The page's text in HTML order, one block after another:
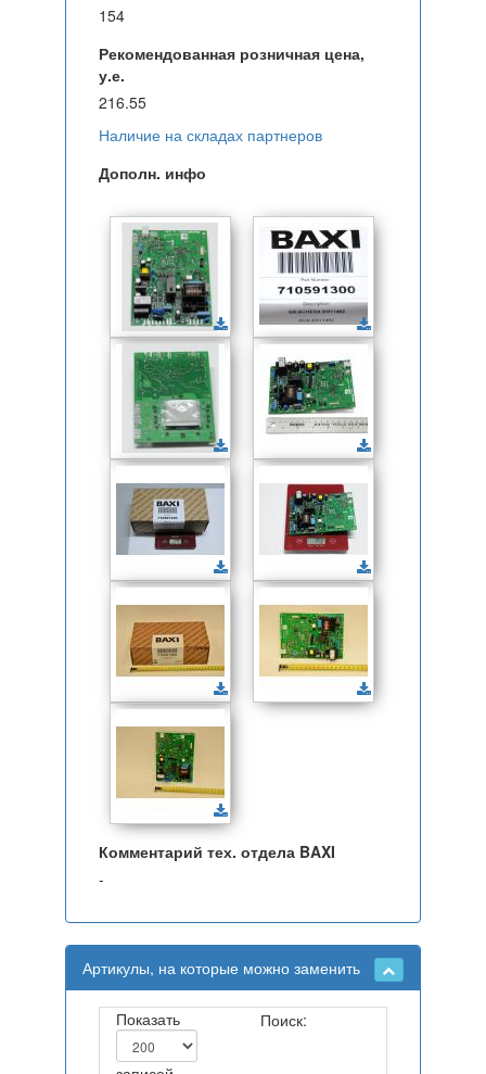
154
Рекомендованная розничная цена,
у.е.
216.55
Наличие на складах партнеров
Дополн. инфо
Комментарий тех. отдела BAXI
-
Артикулы, на которые можно заменить
Показать Поиск: